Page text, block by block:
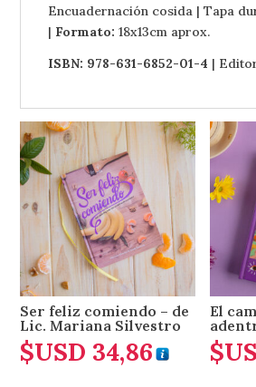
Encuadernación cosida | Tapa
| Formato: 18x13cm aprox.
ISBN: 978-631-6852-01-4 |
Ser feliz comiendo – de
Lic. Mariana Silvestro
$USD 34,86
El